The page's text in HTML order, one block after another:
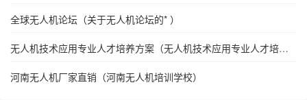
全球无人机论坛（关于无人机论坛的* ）
无人机技术应用专业人才培养方案（无人机技术应用专业人才培养
河南无人机厂家直销（河南无人机培训学校）